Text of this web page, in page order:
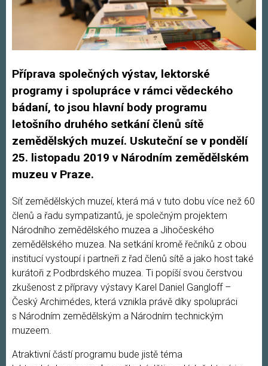
Příprava společných výstav, lektorské
programy i spolupráce v rámci vědeckého
bádaní, to jsou hlavní body programu
letošního druhého setkání členů sítě
zemědělských muzeí. Uskuteční se v pondělí
25. listopadu 2019 v Národním zemědělském
muzeu v Praze.
Síť zemědělských muzeí, která má v tuto dobu více než 60
členů a řadu sympatizantů, je společným projektem
Národního zemědělského muzea a Jihočeského
zemědělského muzea. Na setkání kromě řečníků z obou
institucí vystoupí i partneři z řad členů sítě a jako host také
kurátoři z Podbrdského muzea. Ti popíší svou čerstvou
zkušenost z přípravy výstavy Karel Daniel Gangloff –
Český Archimédes, která vznikla právě díky spolupráci
s Národním zemědělským a Národním technickým
muzeem.
Atraktivní částí programu bude jistě téma